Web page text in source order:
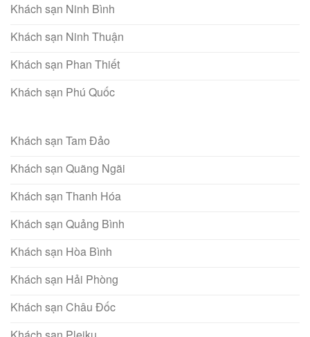
Khách sạn Ninh Bình
Khách sạn Ninh Thuận
Khách sạn Phan Thiết
Khách sạn Phú Quốc
Khách sạn Tam Đảo
Khách sạn Quãng Ngãi
Khách sạn Thanh Hóa
Khách sạn Quảng Bình
Khách sạn Hòa Bình
Khách sạn Hải Phòng
Khách sạn Châu Đốc